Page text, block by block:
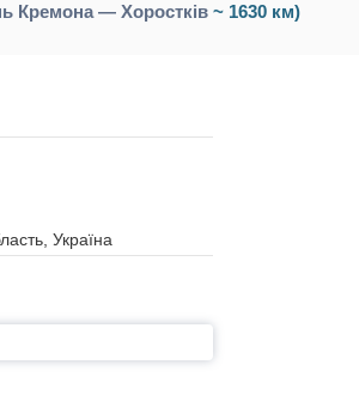
Кремона — Хоростків~ 1630 км)